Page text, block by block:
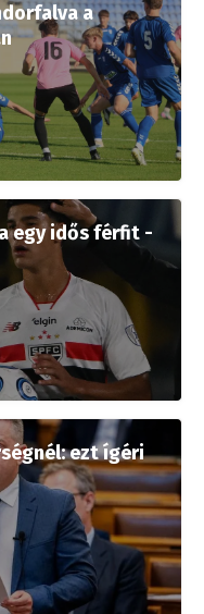
a
egy idős férfit -
ezt ígéri